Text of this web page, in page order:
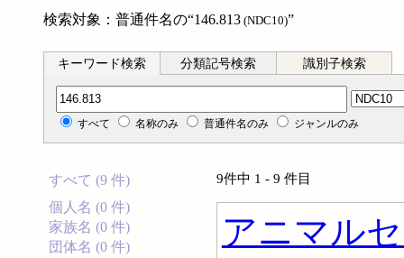
検索対象：普通件名の“146.813 (NDC10)”
キーワード検索 分類記号検索 識別子検索
分類記号検索
すべて 名称のみ 普通件名のみ ジャンルのみ
すべて (9 件)
個人名 (0 件)
家族名 (0 件)
団体名 (0 件)
9件中 1 - 9 件目
アニマル